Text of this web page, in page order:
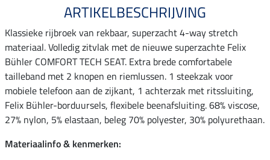
ARTIKELBESCHRIJVING
Klassieke rijbroek van rekbaar, superzacht 4-way stretch
materiaal. Volledig zitvlak met de nieuwe superzachte Felix
Bühler COMFORT TECH SEAT. Extra brede comfortabele
tailleband met 2 knopen en riemlussen. 1 steekzak voor
mobiele telefoon aan de zijkant, 1 achterzak met ritssluiting,
Felix Bühler-borduursels, flexibele beenafsluiting. 68% viscose,
27% nylon, 5% elastaan, beleg 70% polyester, 30% polyurethaan.
Materiaalinfo & kenmerken: